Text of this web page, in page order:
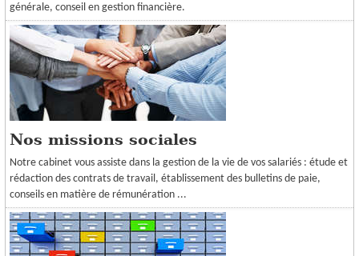
générale, conseil en gestion financière.
Nos missions sociales
Notre cabinet vous assiste dans la gestion de la vie de vos salariés : étude et
rédaction des contrats de travail, établissement des bulletins de paie,
conseils en matière de rémunération ...